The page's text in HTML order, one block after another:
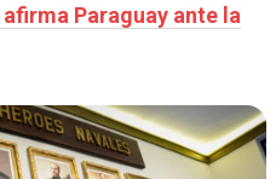
Paraguay ante la